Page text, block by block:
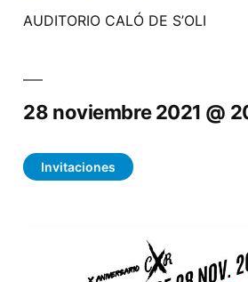
AUDITORIO CALÓ DE S’OLI
28 noviembre 2021 @
Invitaciones